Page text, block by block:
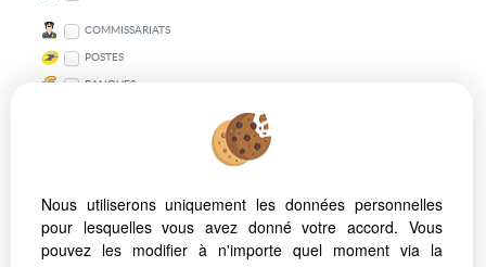
COMMISSARIATS
POSTES
BANQUES
TRANSPORT EN COMMUN
VÉLO
MÉTRO
Nous utiliserons uniquement les données personnelles
pour lesquelles vous avez donné votre accord. Vous
pouvez les modifier à n'importe quel moment via la